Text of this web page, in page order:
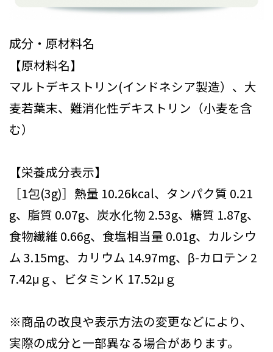
成分・原材料名
【原材料名】
マルトデキストリン(インドネシア製造）、大
麦若葉末、難消化性デキストリン（小麦を含
む）
【栄養成分表示】
［1包(3g)］熱量 10.26kcal、タンパク質 0.21
g、脂質 0.07g、炭水化物 2.53g、糖質 1.87g、
食物繊維 0.66g、食塩相当量 0.01g、カルシウ
ム 3.15mg、カリウム 14.97mg、β-カロテン 2
7.42μｇ、ビタミンＫ 17.52μｇ
※商品の改良や表示方法の変更などにより、
実際の成分と一部異なる場合があります。